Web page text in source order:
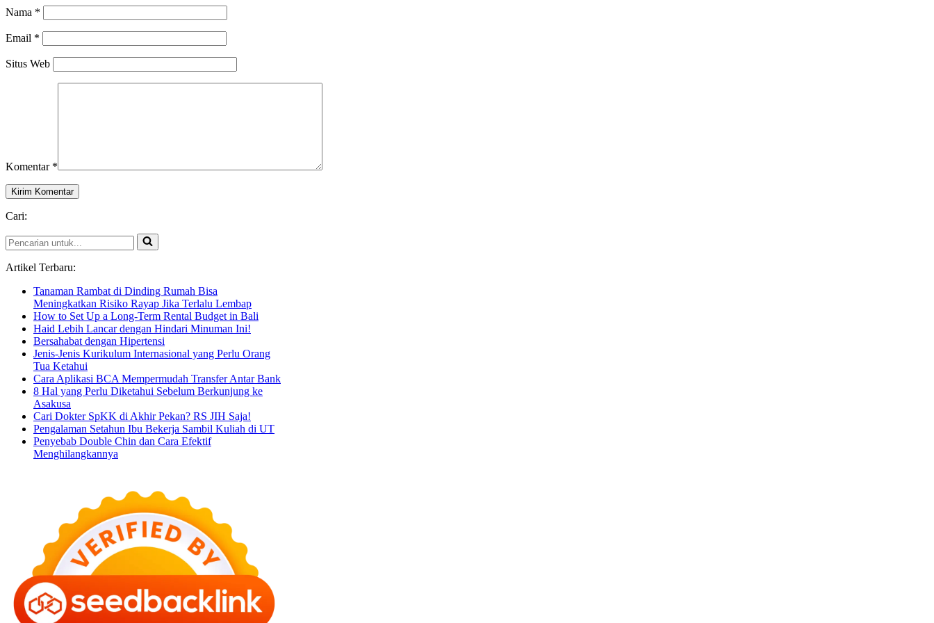
Nama *
Email *
Situs Web
Komentar *
Cari:
Pencarian
untuk...
Artikel Terbaru:
Tanaman Rambat di Dinding Rumah Bisa
Meningkatkan Risiko Rayap Jika Terlalu Lembap
How to Set Up a Long-Term Rental Budget in Bali
Haid Lebih Lancar dengan Hindari Minuman Ini!
Bersahabat dengan Hipertensi
Jenis-Jenis Kurikulum Internasional yang Perlu Orang
Tua Ketahui
Cara Aplikasi BCA Mempermudah Transfer Antar Bank
8 Hal yang Perlu Diketahui Sebelum Berkunjung ke
Asakusa
Cari Dokter SpKK di Akhir Pekan? RS JIH Saja!
Pengalaman Setahun Ibu Bekerja Sambil Kuliah di UT
Penyebab Double Chin dan Cara Efektif
Menghilangkannya